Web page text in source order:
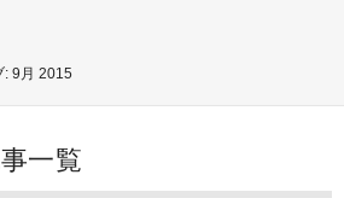
: 9月 2015
一覧